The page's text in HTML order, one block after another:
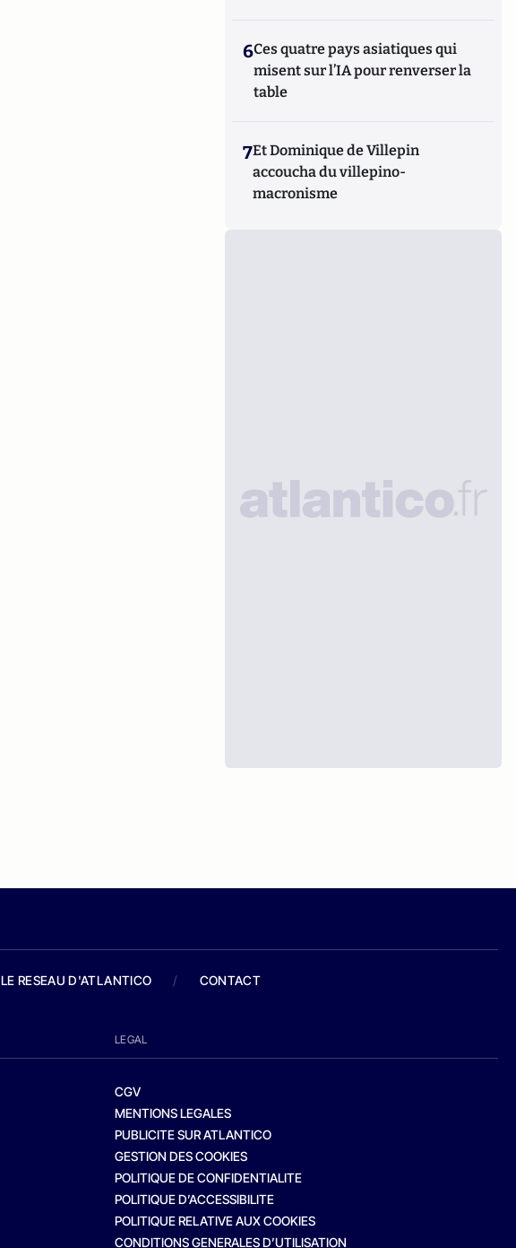
6Ces quatre pays asiatiques qui
misent sur l’IA pour renverser la
table
7Et Dominique de Villepin
accoucha du villepino-
macronisme
LE RESEAU D'ATLANTICO / CONTACT
LEGAL
CGV
MENTIONS LEGALES
PUBLICITE SUR ATLANTICO
GESTION DES COOKIES
POLITIQUE DE CONFIDENTIALITE
POLITIQUE D’ACCESSIBILITE
POLITIQUE RELATIVE AUX COOKIES
CONDITIONS GENERALES D’UTILISATION